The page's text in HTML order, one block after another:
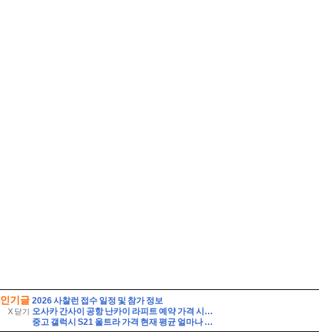
인기글
X 닫기
2026 사찰런 접수 일정 및 참가 정보
오사카 간사이 공항 난카이 라피트 예약 가격 시간표 타는법
중고 갤럭시 S21 울트라 가격 현재 평균 얼마나 될까